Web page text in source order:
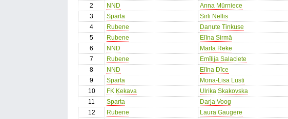
2
NND Anna Mūrniece
3
Sparta Sirli Nellis
4
Rubene Danute Tinkuse
5
Rubene Elīna Sirmā
6
NND Marta Reke
7
Rubene Emīlija Salaciete
8
NND Elīna Dīce
9
Sparta Mona-Lisa Lusti
10
FK Ķekava Ulrika Skakovska
11
Sparta Darja Voog
12
Rubene Laura Gaugere